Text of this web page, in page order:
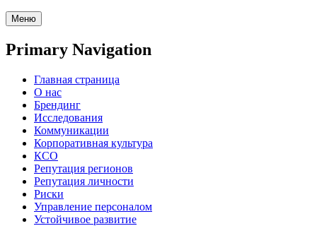
Меню
Primary Navigation
Главная страница
О нас
Брендинг
Исследования
Коммуникации
Корпоративная культура
КСО
Репутация регионов
Репутация личности
Риски
Управление персоналом
Устойчивое развитие